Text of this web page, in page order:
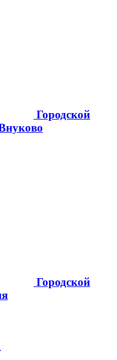
Городской
Городской